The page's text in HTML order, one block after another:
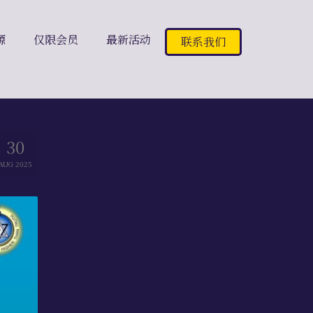
仅限会员 最新活动 联系我们
30
2025